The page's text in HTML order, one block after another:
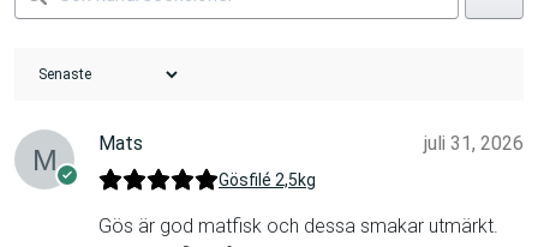
Mats juli 31, 2026
Gösfilé 2,5kg
Gös är god matfisk och dessa smakar utmärkt.